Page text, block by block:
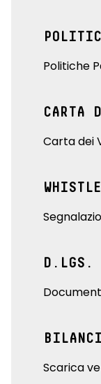
Politiche
CARTA
Carta dei
D.LGS.
Scarica